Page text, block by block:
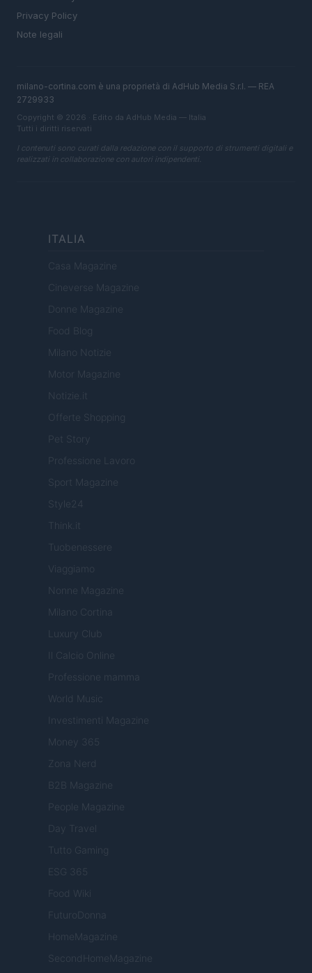
Privacy Policy
Note legali
milano-cortina.com è una proprietà di AdHub Media S.r.l. — REA
2729933
Copyright © 2026 · Edito da AdHub Media — Italia
Tutti i diritti riservati
I contenuti sono curati dalla redazione con il supporto di strumenti digitali e
realizzati in collaborazione con autori indipendenti.
ITALIA
Casa Magazine
Cineverse Magazine
Donne Magazine
Food Blog
Milano Notizie
Motor Magazine
Notizie.it
Offerte Shopping
Pet Story
Professione Lavoro
Sport Magazine
Style24
Think.it
Tuobenessere
Viaggiamo
Nonne Magazine
Milano Cortina
Luxury Club
Il Calcio Online
Professione mamma
World Music
Investimenti Magazine
Money 365
Zona Nerd
B2B Magazine
People Magazine
Day Travel
Tutto Gaming
ESG 365
Food Wiki
FuturoDonna
HomeMagazine
SecondHomeMagazine